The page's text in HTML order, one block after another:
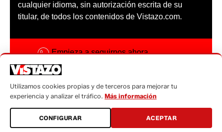
cualquier idioma, sin autorización escrita de su
titular, de todos los contenidos de Vistazo.com.
Empieza a seguirnos ahora
Código ética
Sugerencias a:
sugerencias@vistazo.com
Utilizamos cookies propias y de terceros para mejorar tu
experiencia y analizar el tráfico. Más información
CONFIGURAR ACEPTAR